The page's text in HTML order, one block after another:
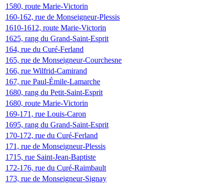
1580, route Marie-Victorin
160-162, rue de Monseigneur-Plessis
1610-1612, route Marie-Victorin
1625, rang du Grand-Saint-Esprit
164, rue du Curé-Ferland
165, rue de Monseigneur-Courchesne
166, rue Wilfrid-Camirand
167, rue Paul-Émile-Lamarche
1680, rang du Petit-Saint-Esprit
1680, route Marie-Victorin
169-171, rue Louis-Caron
1695, rang du Grand-Saint-Esprit
170-172, rue du Curé-Ferland
171, rue de Monseigneur-Plessis
1715, rue Saint-Jean-Baptiste
172-176, rue du Curé-Raimbault
173, rue de Monseigneur-Signay